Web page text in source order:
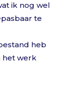
ik nog wel
te
heb
het werk